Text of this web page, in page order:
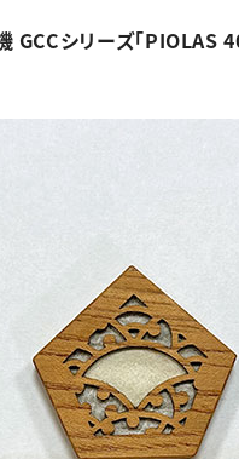
GCCシリーズ「PIOLAS